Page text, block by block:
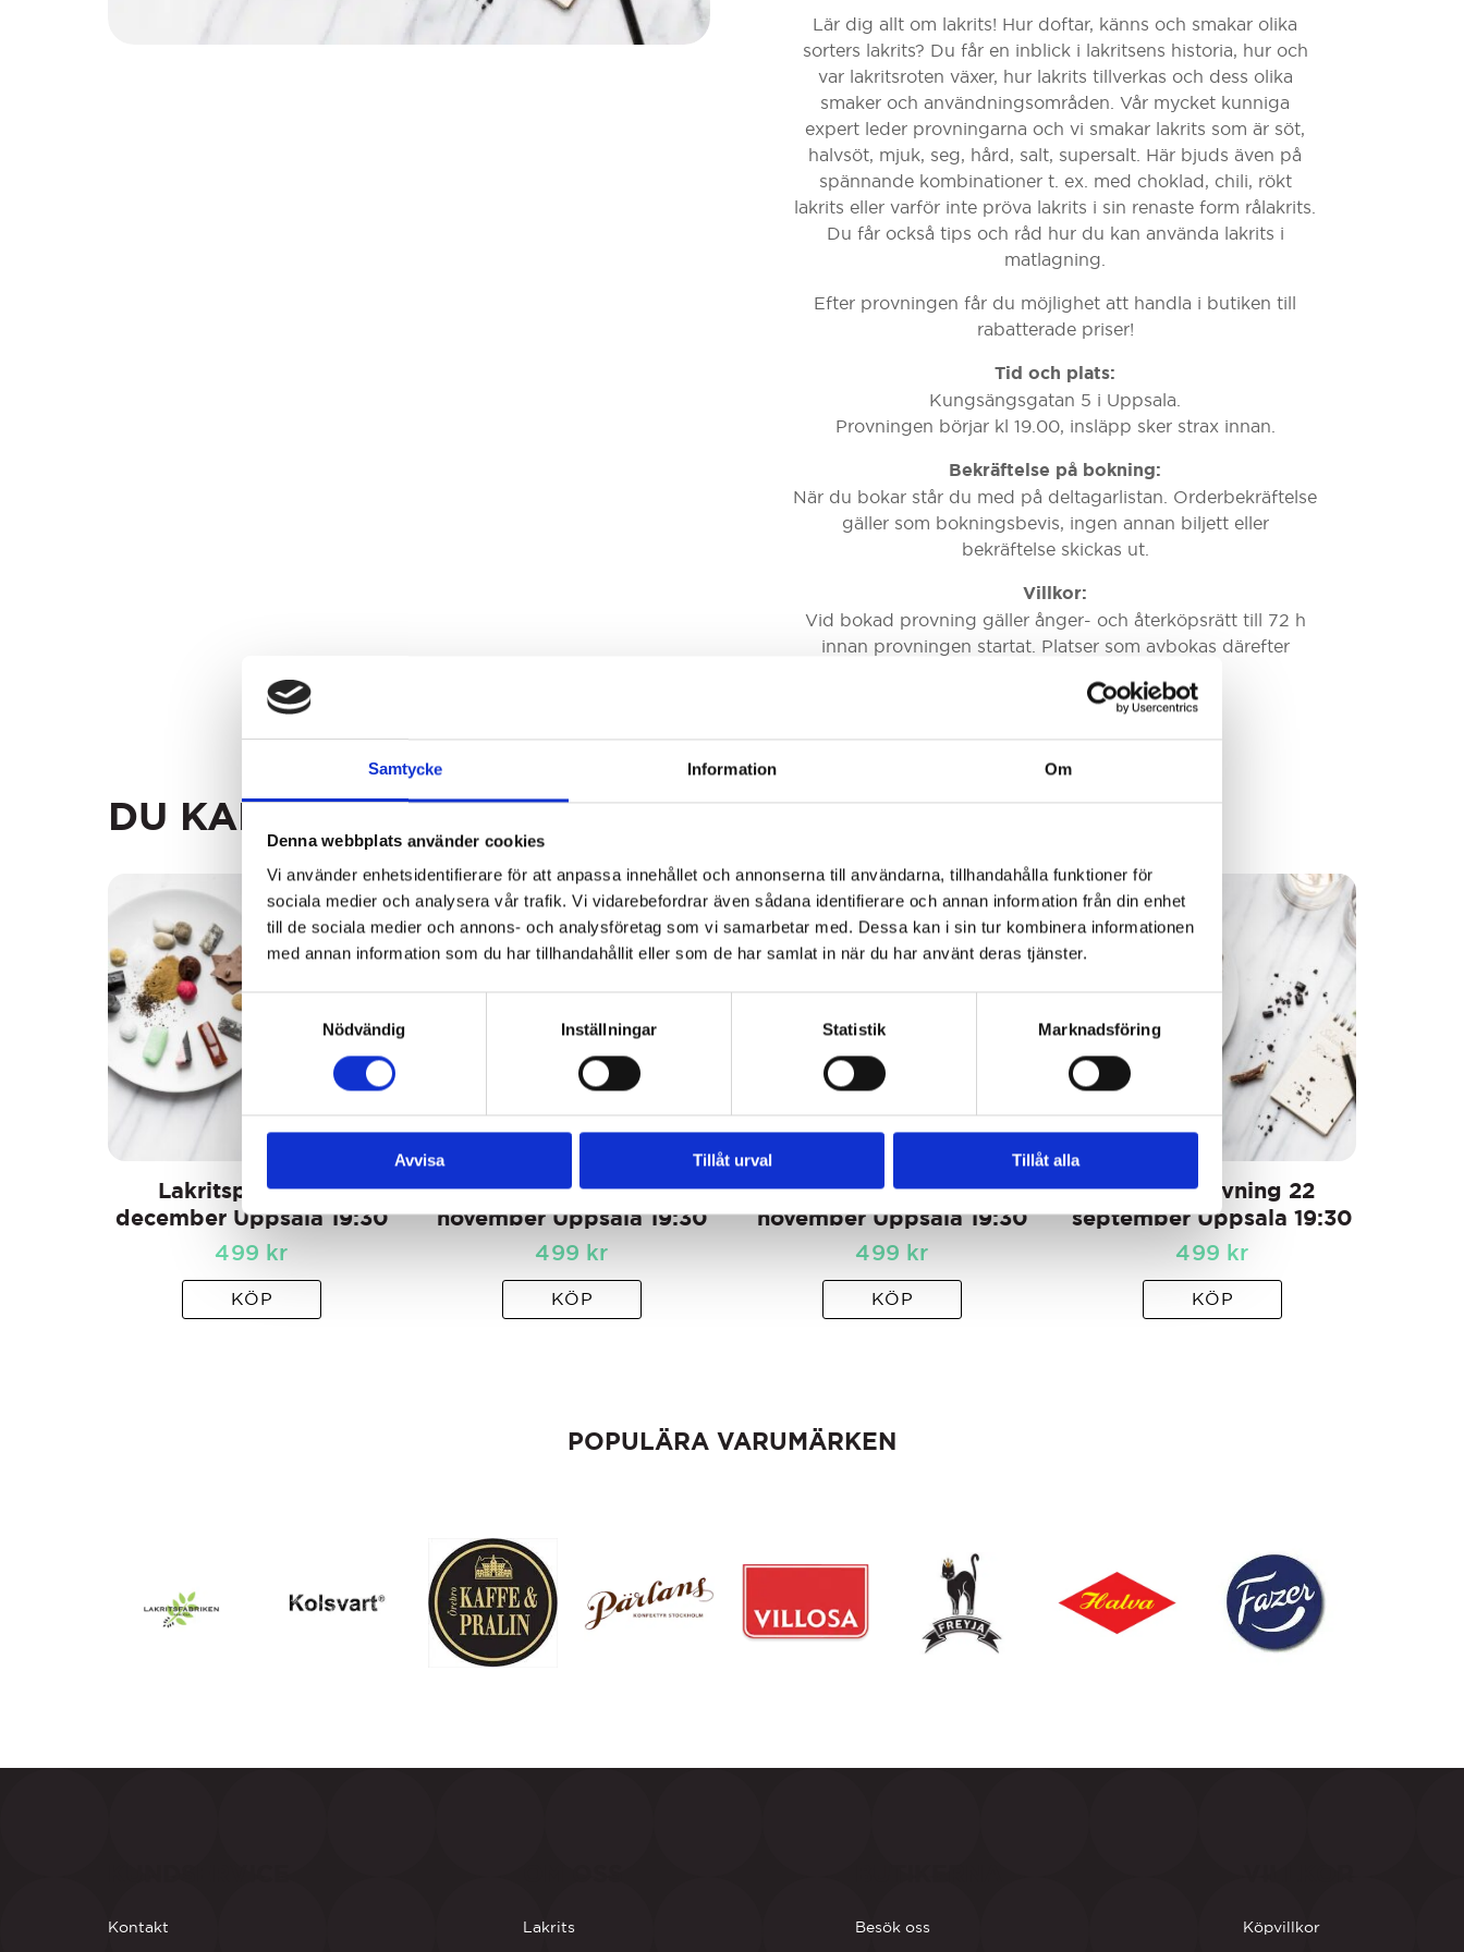
Samtycke Information Om
Denna webbplats använder cookies
Vi använder enhetsidentifierare för att anpassa innehållet och annonserna till användarna, tillhandahålla funktioner för
sociala medier och analysera vår trafik. Vi vidarebefordrar även sådana identifierare och annan information från din enhet
till de sociala medier och annons- och analysföretag som vi samarbetar med. Dessa kan i sin tur kombinera informationen
med annan information som du har tillhandahållit eller som de har samlat in när du har använt deras tjänster.
Samtyckesval
Nödvändig
Inställningar Statistik Marknadsföring
Avvisa Tillåt urval Tillåt alla
Lär dig allt om lakrits! Hur doftar, känns och smakar olika
sorters lakrits? Du får en inblick i lakritsens historia, hur och
var lakritsroten växer, hur lakrits tillverkas och dess olika
smaker och användningsområden. Vår mycket kunniga
expert leder provningarna och vi smakar lakrits som är söt,
halvsöt, mjuk, seg, hård, salt, supersalt. Här bjuds även på
spännande kombinationer t. ex. med choklad, chili, rökt
lakrits eller varför inte pröva lakrits i sin renaste form rålakrits.
Du får också tips och råd hur du kan använda lakrits i
matlagning.
Efter provningen får du möjlighet att handla i butiken till
rabatterade priser!
Tid och plats:
Kungsängsgatan 5 i Uppsala.
Provningen börjar kl 19.00, insläpp sker strax innan.
Bekräftelse på bokning:
När du bokar står du med på deltagarlistan. Orderbekräftelse
gäller som bokningsbevis, ingen annan biljett eller
bekräftelse skickas ut.
Villkor:
Vid bokad provning gäller ånger- och återköpsrätt till 72 h
innan provningen startat. Platser som avbokas därefter
DU KANSKE GILLAR
Lakritsprovning 1
december Uppsala 19:30
499 kr
KÖP
Lakritsprovning 17
november Uppsala 19:30
499 kr
KÖP
Lakritsprovning 3
november Uppsala 19:30
499 kr
KÖP
Lakritsprovning 22
september Uppsala 19:30
499 kr
KÖP
POPULÄRA VARUMÄRKEN
Kontakt
Lakrits
Besök oss
Köpvillkor